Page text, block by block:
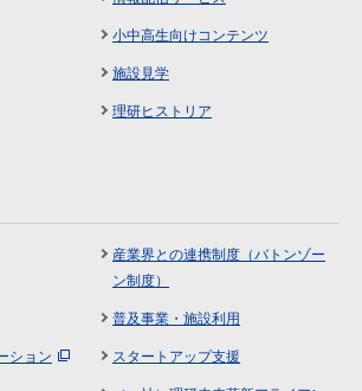
小中高生向けコンテンツ
施設見学
理研ヒストリア
産業界との連携制度（バトンゾー
ン制度）
普及事業・施設利用
ション スタートアップ支援